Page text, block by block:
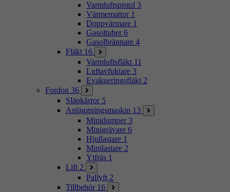
Varmluftspistol 3
Värmemattor 1
Doppvärmare 1
Gasoltuber 6
Gasolbrännare 4
Fläkt 16
Varmluftsfläkt 11
Luftavfuktare 3
Evakueringsfläkt 2
Fordon 36
Släpkärror 5
Anläggningsmaskin 13
Minidumper 3
Minigrävare 6
Hjullastare 1
Minilastare 2
Ytfräs 1
Lift 2
Pallyft 2
Tillbehör 16